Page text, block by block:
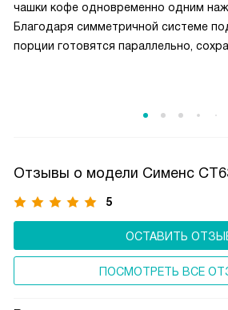
чашки кофе одновременно одним
Благодаря симметричной системе
порции готовятся параллельно,
пользователей.
Отзывы о модели Сименс
5
ОСТАВИТЬ
ПОСМОТРЕТЬ ВСЕ